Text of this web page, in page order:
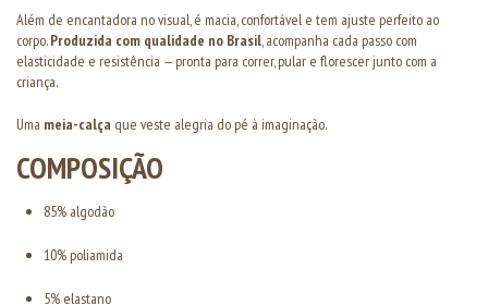
Além de encantadora no visual, é macia, confortável e tem ajuste perfeito ao
corpo.Produzida com qualidade no Brasil, acompanha cada passo com
elasticidade e resistência — pronta para correr, pular e florescer junto com a
criança.
Uma meia-calça que veste alegria do pé à imaginação.
COMPOSIÇÃO
85% algodão
10% poliamida
5% elastano